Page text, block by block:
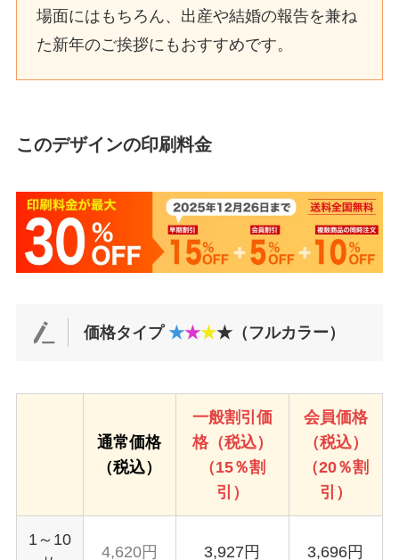
場面にはもちろん、出産や結婚の報告を兼ね
た新年のご挨拶にもおすすめです。
このデザインの印刷料金
価格タイプ★★★★（フルカラー）
通常価格
（税込）
一般割引価
格（税込）
（15％割
引）
会員価格
（税込）
（20％割
引）
1～10
4,620円 3,927円 3,696円